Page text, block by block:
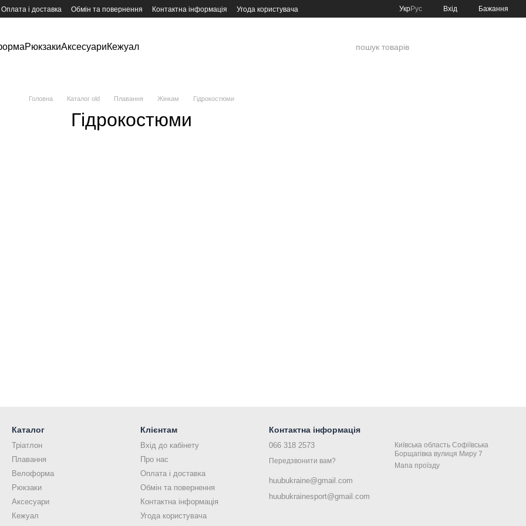
Оплата і доставка Обмін та повернення Контактна інформація Угода користувача УкрРус Вхід Бажання
РюкзакиАксесуариКежуал
Головна Каталог old Плавання Жінкам Гідрокостюми
Гідрокостюми
Каталог
Тріатлон
Плавання
Велоформа
Рюкзаки
Аксесуари
Кежуал
Клієнтам
Вхід до кабінету
Про нас
Оплата і доставка
Обмін та повернення
Контактна інформація
Угода користувача
Контактна інформація
066 318 2573
Передзвонити вам?
huubukraine@gmail.com
huubukrainesport@gmail.com
Київська область Coфiївська
Борщагiвка вулиця Миру 7
Мапа проїзду